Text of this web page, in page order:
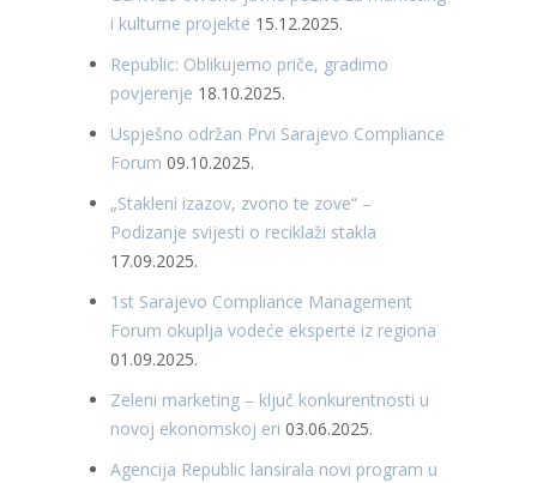
i kulturne projekte 15.12.2025.
Republic: Oblikujemo priče, gradimo
povjerenje 18.10.2025.
Uspješno održan Prvi Sarajevo Compliance
Forum 09.10.2025.
„Stakleni izazov, zvono te zove“ –
Podizanje svijesti o reciklaži stakla
17.09.2025.
1st Sarajevo Compliance Management
Forum okuplja vodeće eksperte iz regiona
01.09.2025.
Zeleni marketing – ključ konkurentnosti u
novoj ekonomskoj eri 03.06.2025.
Agencija Republic lansirala novi program u